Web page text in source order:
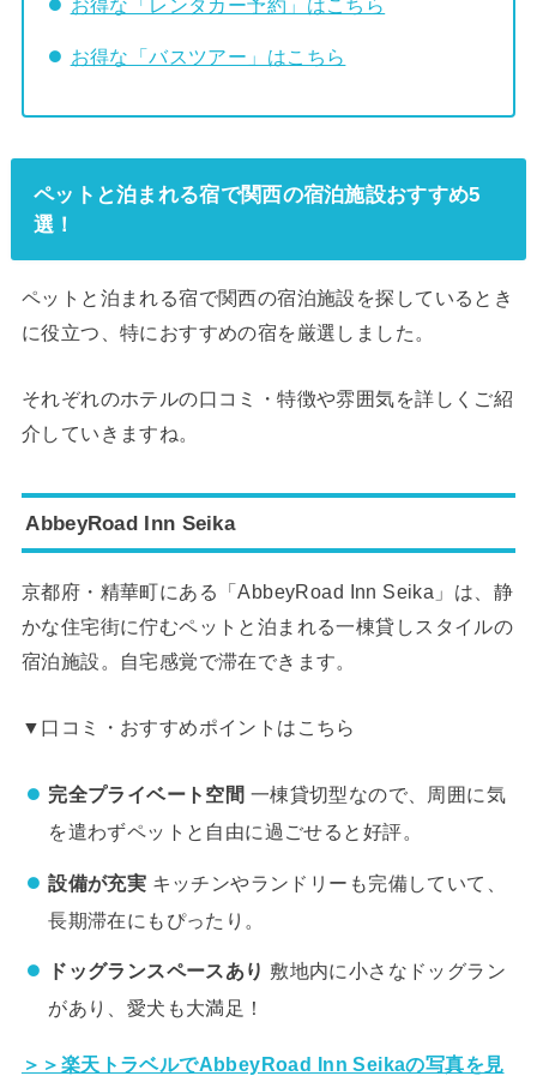
お得な「レンタカー予約」はこちら
お得な「バスツアー」はこちら
ペットと泊まれる宿で関西の宿泊施設おすすめ5
選！
ペットと泊まれる宿で関西の宿泊施設を探しているとき
に役立つ、特におすすめの宿を厳選しました。
それぞれのホテルの口コミ・特徴や雰囲気を詳しくご紹
介していきますね。
AbbeyRoad Inn Seika
京都府・精華町にある「AbbeyRoad Inn Seika」は、静
かな住宅街に佇むペットと泊まれる一棟貸しスタイルの
宿泊施設。自宅感覚で滞在できます。
▼口コミ・おすすめポイントはこちら
完全プライベート空間 一棟貸切型なので、周囲に気
を遣わずペットと自由に過ごせると好評。
設備が充実 キッチンやランドリーも完備していて、
長期滞在にもぴったり。
ドッグランスペースあり 敷地内に小さなドッグラン
があり、愛犬も大満足！
＞＞楽天トラベルでAbbeyRoad Inn Seikaの写真を見